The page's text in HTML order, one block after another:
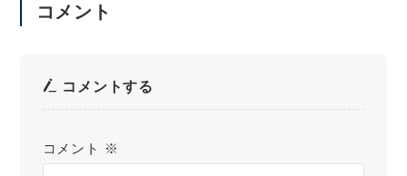
コメント
コメントする
コメント ※